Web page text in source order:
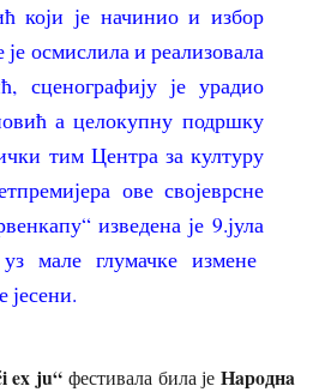
који је начинио и избор
осмислила и реализовала
сценографију је урадио
а целокупну подршку
тим Центра за културу
ове својеврсне
изведена је 9.јула
мале глумачке измене
јесени.
ex ju“ фестивала била јеНaрoднa